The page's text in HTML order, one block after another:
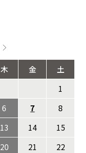
木 金
土
1
6 7
8
13 14
15
20 21
22